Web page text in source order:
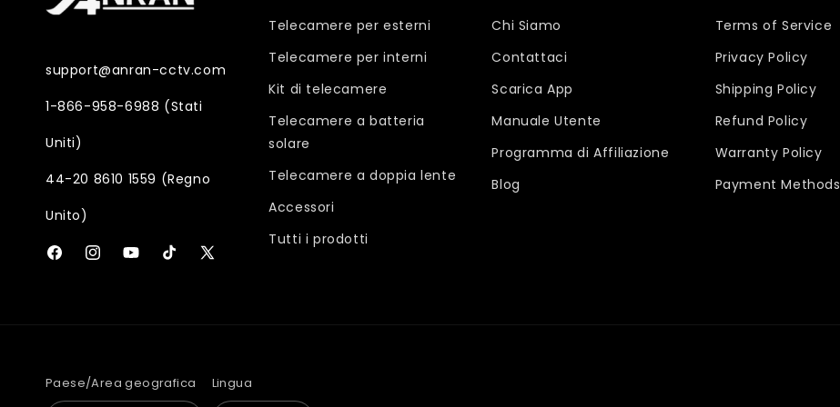
support@anran-cctv.com
1-866-958-6988 (Stati
Uniti)
44-20 8610 1559 (Regno
Unito)
FacebookInstagramYouTubeTikTokX
Telecamere per esterni
Telecamere per interni
Kit di telecamere
Telecamere a batteria
solare
Telecamere a doppia lente
Accessori
Tutti i prodotti
Chi Siamo
Contattaci
Scarica App
Manuale Utente
Programma di Affiliazione
Blog
Terms of Service
Privacy Policy
Shipping Policy
Refund Policy
Warranty Policy
Payment Methods
Paese/Area geografica Lingua